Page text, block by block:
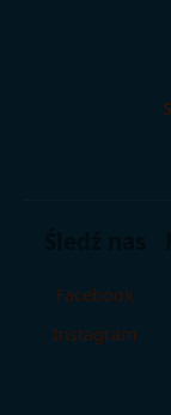
Facebook
Instagram